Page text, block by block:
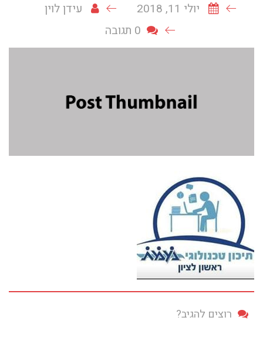
יולי 11, 2018
עידן לוין
0 תגובה
רוצים להגיב?